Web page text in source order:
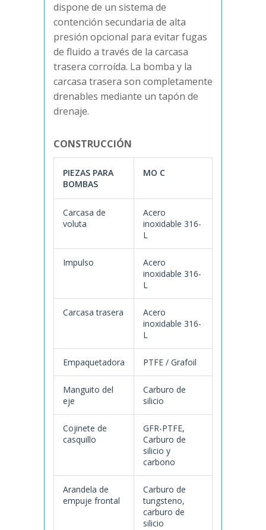
dispone de un sistema de
contención secundaria de alta
presión opcional para evitar fugas
de fluido a través de la carcasa
trasera corroída. La bomba y la
carcasa trasera son completamente
drenables mediante un tapón de
drenaje.
CONSTRUCCIÓN
PIEZAS PARA
BOMBAS
MO C
Carcasa de
voluta
Acero
inoxidable 316-
L
Impulso
Acero
inoxidable 316-
L
Carcasa trasera
Acero
inoxidable 316-
L
Empaquetadora PTFE / Grafoil
Manguito del
eje
Carburo de
silicio
Cojinete de
casquillo
GFR-PTFE,
Carburo de
silicio y
carbono
Arandela de
empuje frontal
Carburo de
tungsteno,
carburo de
silicio